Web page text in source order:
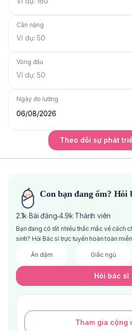
Cân nặng
Vòng đầu
Ngày đo lường
06/08/2026
Theo dõi sự phát
Con bạn đang ốm? Hỏi
2.1k Bài đăng·4.9k Thành viên
Bạn đang có rất nhiều thắc mắc về cách
sinh? Hỏi Bác sĩ trực tuyến hoàn toàn
Ăn dặm Giấc ngủ
Hỏi bác sĩ
Tham gia cộng